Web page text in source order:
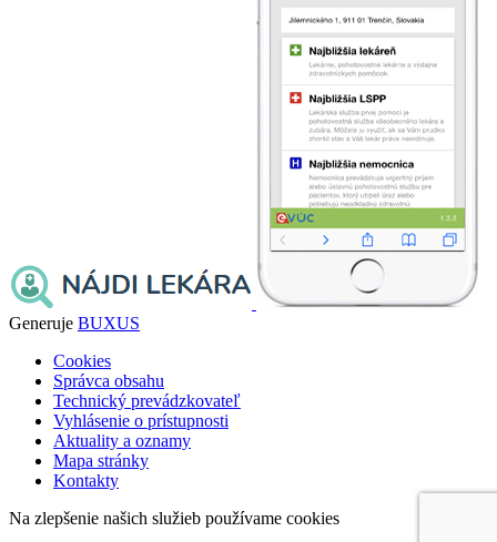
Generuje BUXUS
Cookies
Správca obsahu
Technický prevádzkovateľ
Vyhlásenie o prístupnosti
Aktuality a oznamy
Mapa stránky
Kontakty
Na zlepšenie našich služieb používame cookies